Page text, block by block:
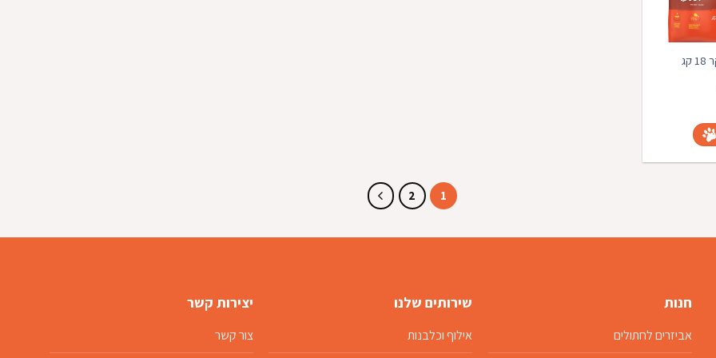
1
2
חנות
אביזרים לחתולים
שירותים שלנו
אילוף וכלבנות
יצירות קשר
צור קשר